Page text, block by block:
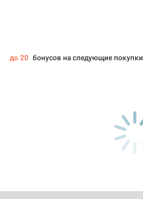
до 20 бонусов на следующие покупки